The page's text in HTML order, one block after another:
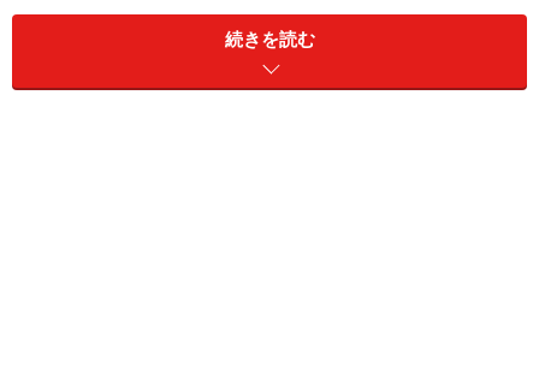
大掃除を効率よくする5つのポイント
まずはポイントをチェック。1、2、3について具体的な
続きを読む